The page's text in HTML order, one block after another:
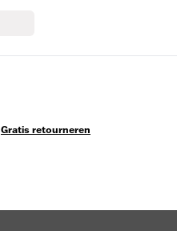
Gratis retourneren